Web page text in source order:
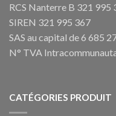
RCS Nanterre B 321 995
SIREN 321 995 367
SAS au capital de 6 685
N° TVA
CATÉGORIES PRODUIT